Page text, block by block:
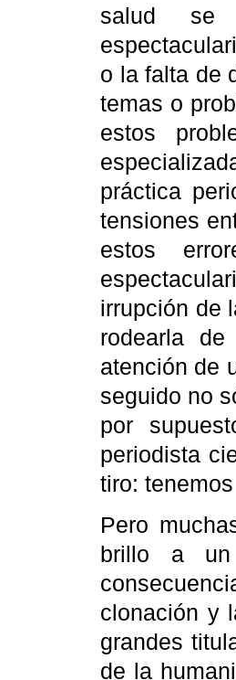
salud se
o la falta de
temas o
estos
práctica
tensiones
estos
irrupción de
rodearla
atención de
seguido no
por
periodista
tiro:
Pero
brillo a un
clonación y
grandes
de la